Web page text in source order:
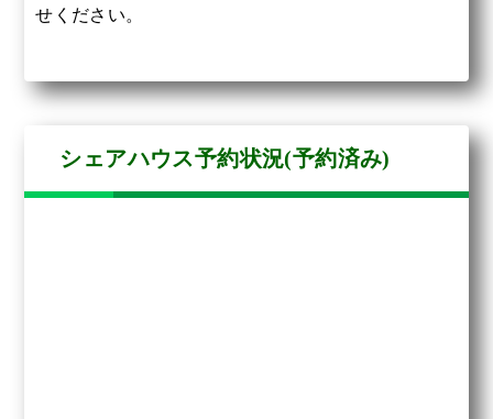
せください。
シェアハウス予約状況(予約済み)